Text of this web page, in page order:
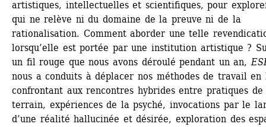
artistiques, intellectuelles et scientifiques, pour
qui ne relève ni du domaine de la preuve ni de la
rationalisation. Comment aborder une telle
lorsqu’elle est portée par une institution artistique ?
un fil rouge que nous avons déroulé pendant un an,
nous a conduits à déplacer nos méthodes de travail en
confrontant aux rencontres hybrides entre pratiques de
terrain, expériences de la psyché, invocations par le
d’une réalité hallucinée et désirée, exploration des